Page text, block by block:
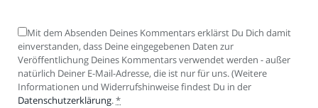
Mit dem Absenden Deines Kommentars erklärst Du Dich damit
einverstanden, dass Deine eingegebenen Daten zur
Veröffentlichung Deines Kommentars verwendet werden - außer
natürlich Deiner E-Mail-Adresse, die ist nur für uns. (Weitere
Informationen und Widerrufshinweise findest Du in der
Datenschutzerklärung.*